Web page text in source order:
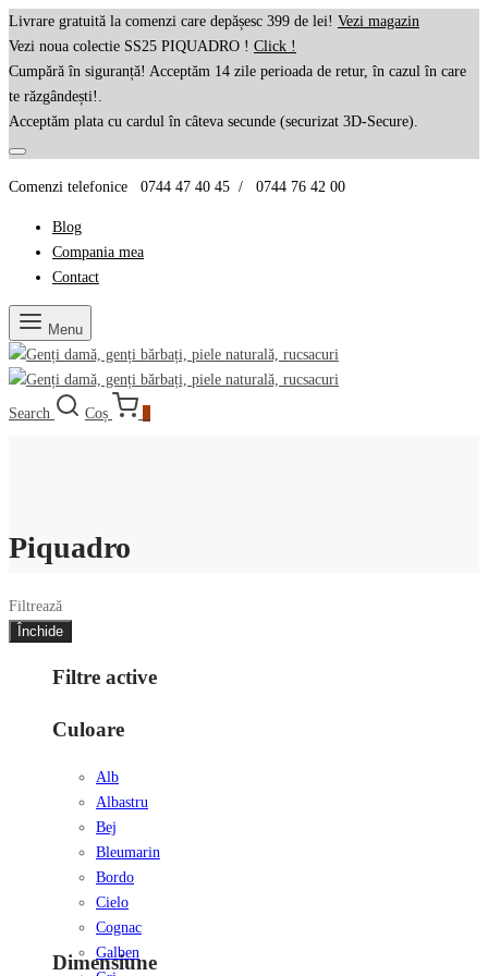
Livrare gratuită la comenzi care depășesc 399 de lei! Vezi magazin
Vezi noua colectie SS25 PIQUADRO ! Click !
Cumpără în siguranță! Acceptăm 14 zile perioada de retur, în cazul în care
te răzgândești!.
Acceptăm plata cu cardul în câteva secunde (securizat 3D-Secure).
Comenzi telefonice 0744 47 40 45 / 0744 76 42 00
Blog
Compania mea
Contact
Menu
Search Coș
Piquadro
Filtrează
Închide
Filtre active
Culoare
Alb
Albastru
Bej
Bleumarin
Bordo
Cielo
Cognac
Galben
Dimensiune